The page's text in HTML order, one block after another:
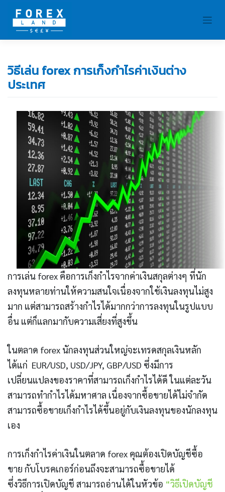
content
วิธีเล่น forex การเก็งกำไรค่าเงินต่าง
ประเทศ
การเล่น forex คือการเก็งกำไรจากค่าเงินสกุลต่างๆ ที่นัก
ลงทุนหลายท่านให้ความสนใจเนื่องจากใช้เงินลงทุนไม่สูง
มาก แต่สามารถสร้างกำไรได้มากกว่าการลงทุนในรูปแบบ
อื่น แต่ก็แลกมากับความเสี่ยงที่สูงขึ้น
ในตลาด forex นักลงทุนส่วนใหญ่จะเทรดสกุลเงินหลัก
ได้แก่ EUR/USD, USD/JPY, GBP/USD ซึ่งมีการ
เปลี่ยนแปลงของราคาที่สามารถเก็งกำไรได้ดี ในแต่ละวัน
สามารถทำกำไรได้มหาศาล เนื่องจากซื้อขายได้ไม่จำกัด
สามารถซื้อขายเก็งกำไรได้ขึ้นอยู่กับเงินลงทุนของนักลงทุน
เอง
การเก็งกำไรค่าเงินในตลาด forex คุณต้องเปิดบัญชีซื้อ
ขาย กับโบรคเกอร์ก่อนถึงจะสามารถซื้อขายได้
ซึ่งวิธีการเปิดบัญชี สามารถอ่านได้ในหัวข้อ “วิธีเปิดบัญชี